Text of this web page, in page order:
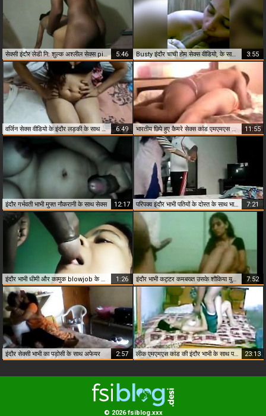
सेक्सी इंदौर लेडी नि: शुल्क अश्लील सेक्स pics 5:46 Busty इंदौर चाची होम सेक्स वीडियो, के साथ पति 3:55
वर्जिन सेक्स वीडियो के इंदौर लड़की के साथ कॉलेज के दोस्त 6:49 भारतीय छिपे हुए कैमरे सेक्स कांड एमएमएस वीडियो इंदौर की देसी जोड़ी 11:55
इंदौर गर्भवती भाभी मुफ्त नौकरानी के साथ सेक्स 12:17 परिपक्व इंदौर भाभी पतियों के दोस्त के साथ भावुक सेक्स 7:21
इंदौर भाभी धीमी और कामुक blowjob के साथ प्रेमी को प्रसन्न करती है 1:26 इंदौर भाभी कट्टर कमबख्त उसके शौकिया युवा प्रेमी के साथ 7:52
इंदौर सेक्सी भाभी का पड़ोसी के साथ अफेयर 2:57 लीक एमएमएस कांड की इंदौर भाभी के साथ पड़ोसी 23:13
© 2026 fsiblog.xxx